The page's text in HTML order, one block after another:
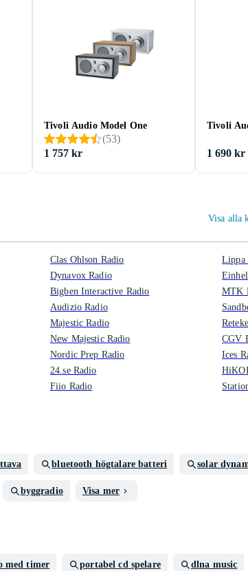
Tivoli Audio Model One
(53)
1 757 kr
Tivoli
1 690 kr
Visa alla
Clas Ohlson Radio
Dynavox Radio
Bigben Interactive Radio
Audizio Radio
Majestic Radio
New Majestic Radio
Nordic Prep Radio
24.se Radio
Fiio Radio
Lippa
MTK
CGV
Ices
bluetooth högtalare batteri solar
byggradio Visa mer
med timer portabel cd spelare dlna music